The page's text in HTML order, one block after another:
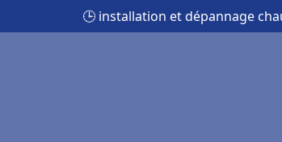
🕒 installation et dépannage